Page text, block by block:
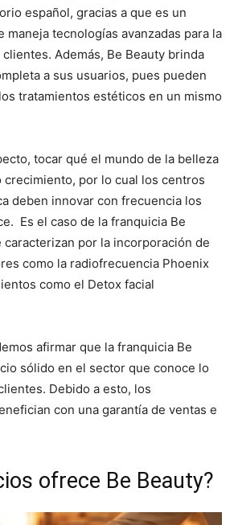
español, gracias a que es un
tecnologías avanzadas para la
Además, Be Beauty brinda
a sus usuarios, pues pueden
tratamientos estéticos en un mismo
tocar qué el mundo de la belleza
crecimiento, por lo cual los centros
deben innovar con frecuencia los
Es el caso de la franquicia Be
caracterizan por la incorporación de
como la radiofrecuencia Phoenix
como el Detox facial
afirmar que la franquicia Be
sólido en el sector que conoce lo
Debido a esto, los
con una garantía de ventas e
ofrece Be Beauty?